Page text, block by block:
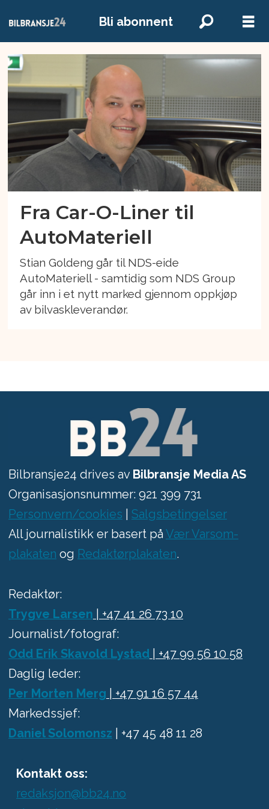
Bli abonnent
Emne:
nordic
wash
Fra Car-O-Liner til
AutoMateriell
Stian Goldeng går til NDS-eide
AutoMateriell - samtidig som NDS Group
går inn i et nytt marked gjennom oppkjøp
av bilvaskleverandør.
Bilbransje24 drives av Bilbransje Media AS
Organisasjonsnummer: 921 399 731
Personvern/cookies
Salgsbetingelser
All journalistikk er basert på Vær Varsom-
plakaten og Redaktørplakaten.
Redaktør:
Trygve Larsen | +47 41 26 73 10
Journalist/fotograf:
Odd Erik Skavold Lystad| +47 99 56 10 58
Daglig leder:
Per Morten Merg | +47 91 16 57 44
Markedssjef:
Daniel Solomonsz | +47 45 48 11 28
Kontakt oss:
redaksjon@bb24.no